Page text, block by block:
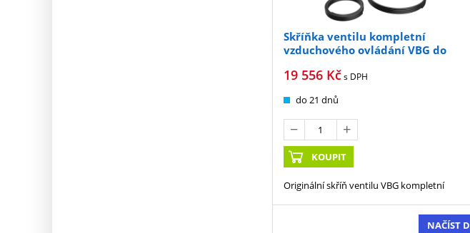
Skříňka ventilu kompletní
vzduchového ovládání VBG do
19 556Kčs DPH
do 21 dnů
KOUPIT
Originální skříň ventilu VBG kompletní
NAČÍST